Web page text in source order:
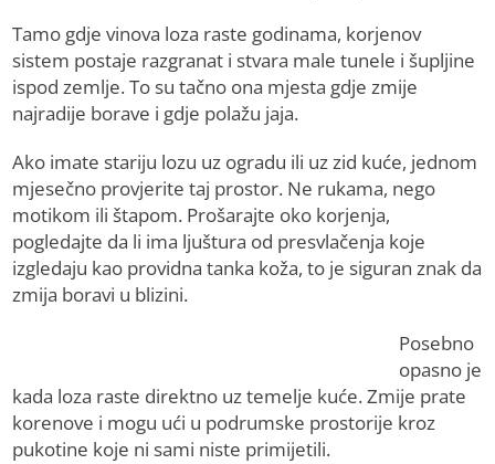
Tamo gdje vinova loza raste godinama, korjenov
sistem postaje razgranat i stvara male tunele i šupljine
ispod zemlje. To su tačno ona mjesta gdje zmije
najradije borave i gdje polažu jaja.
Ako imate stariju lozu uz ogradu ili uz zid kuće, jednom
mjesečno provjerite taj prostor. Ne rukama, nego
motikom ili štapom. Prošarajte oko korjenja,
pogledajte da li ima ljuštura od presvlačenja koje
izgledaju kao providna tanka koža, to je siguran znak da
zmija boravi u blizini.
Posebno
opasno je
kada loza raste direktno uz temelje kuće. Zmije prate
korenove i mogu ući u podrumske prostorije kroz
pukotine koje ni sami niste primijetili.